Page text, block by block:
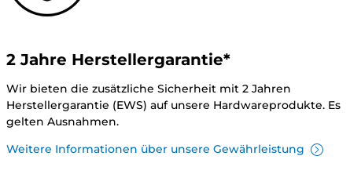
2 Jahre Herstellergarantie*
Wir bieten die zusätzliche Sicherheit mit 2 Jahren
Herstellergarantie (EWS) auf unsere Hardwareprodukte. Es
gelten Ausnahmen.
Weitere Informationen über unsere Gewährleistung